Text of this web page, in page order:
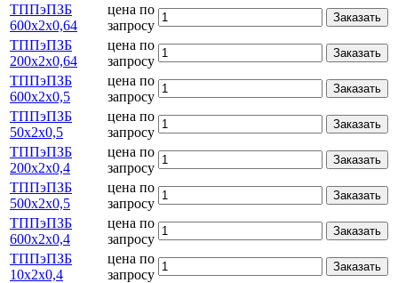
ТППэПЗБ
600х2х0,64
цена по
запросу
Заказать
ТППэПЗБ
200х2х0,64
цена по
запросу
Заказать
ТППэПЗБ
600х2х0,5
цена по
запросу
Заказать
ТППэПЗБ
50х2х0,5
цена по
запросу
Заказать
ТППэПЗБ
200х2х0,4
цена по
запросу
Заказать
ТППэПЗБ
500х2х0,5
цена по
запросу
Заказать
ТППэПЗБ
600х2х0,4
цена по
запросу
Заказать
ТППэПЗБ
10х2х0,4
цена по
запросу
Заказать